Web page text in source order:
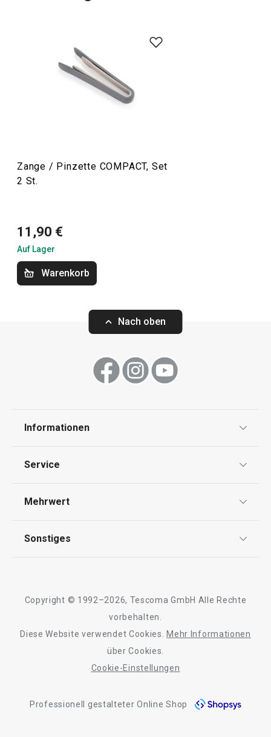
Entwicklung der modernen COMPACT-Küchengeräte.
Clever gestaltet, kompakt, raffiniert und perfekt verstaubar
Gadgets, Küchenwerkzeuge und Utensilien
Waschen und Reinigen
41,5 x 35,5 cm
Auf Lager
Warenkorb
42 x 36 cm
Warenkorb
Zange / Pinzette COMPACT, Set
2 St.
11,90 €
Auf Lager
Warenkorb
Nach oben
Informationen
Impressum
Service
Kontaktformular
Mehrwert
Qualität
Sonstiges
Barrierefreiheit
Copyright © 1992–2026, Tescoma GmbH Alle Rechte
vorbehalten.
Diese Website verwendet Cookies.
Mehr Informationen
über Cookies.
Cookie-Einstellungen
Professionell gestalteter Online Shop